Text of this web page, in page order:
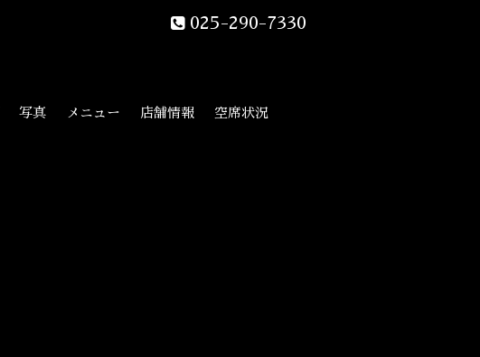
025-290-7330
写真 メニュー 店舗情報
空席状況